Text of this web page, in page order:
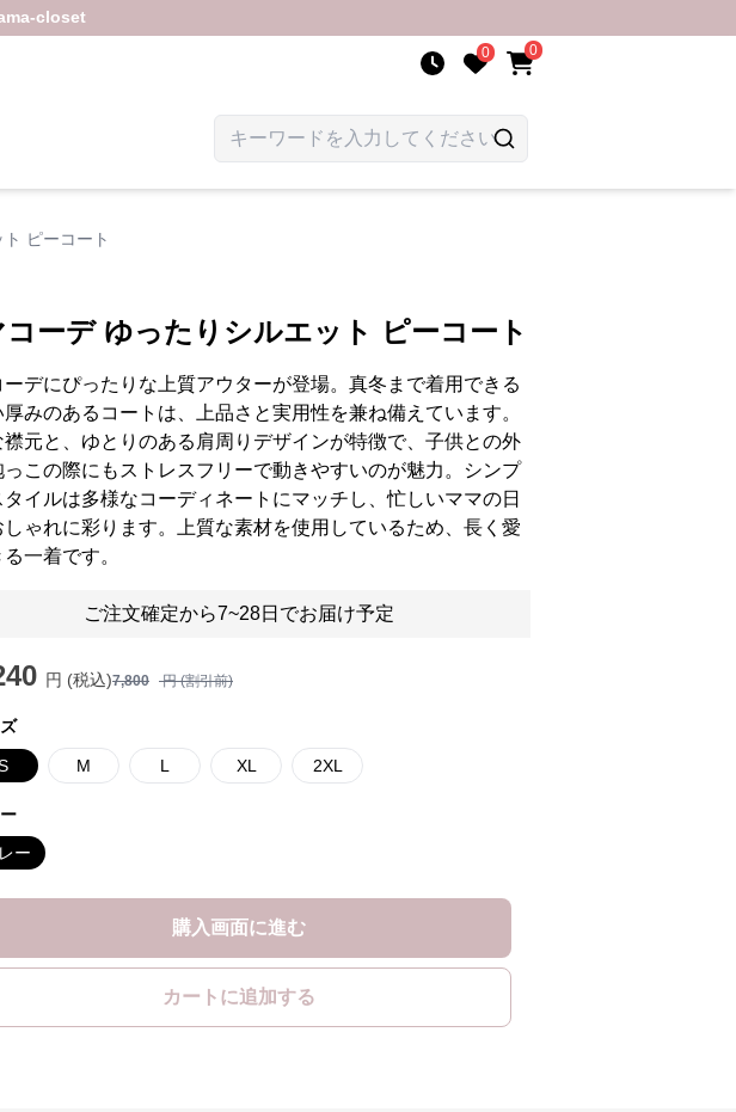
closet
0 0
ピーコート
コーデ ゆったりシルエット ピーコート
ーデにぴったりな上質アウターが登場。真冬まで着用できる
みのあるコートは、上品さと実用性を兼ね備えています。
襟元と、ゆとりのある肩周りデザインが特徴で、子供との外
っこの際にもストレスフリーで動きやすいのが魅力。シンプ
タイルは多様なコーディネートにマッチし、忙しいママの日
しゃれに彩ります。上質な素材を使用しているため、長く愛
一着です。
ご注文確定から7~28日でお届け予定
円 (税込)7,800 円 (割引前)
M L XL 2XL
ー
購入画面に進む
カートに追加する